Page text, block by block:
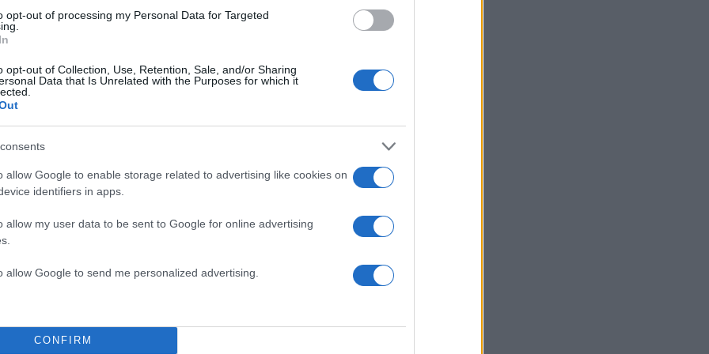
opt-out of processing my Personal Data for Targeted
opt-out of Collection, Use, Retention, Sale, and/or Sharing
Data that Is Unrelated with the Purposes for which it
allow Google to enable storage related to advertising like cookies on
identifiers in apps.
allow my user data to be sent to Google for online advertising
allow Google to send me personalized advertising.
CONFIRM
“καμπανάκι” ήταν ότι πια μεγαλώνω και είναι η τελευταία
πεθάνω από λίπος. Να κάνω μια προσπάθεια για τον
υγιής και να μην πεθάνω από παχυσαρκία ή οποιαδήποτε
φέρνει αυτή. Αν και δεν είχα προβλήματα λόγω των κιλών
ότι μεγαλώνω και θα αρχίσουν να μου
υγείας», υπογράμμισε η γνωστή ηθοποιός.